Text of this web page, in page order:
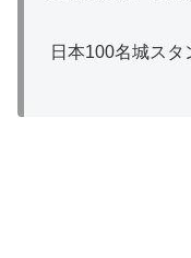
日本100名城ス